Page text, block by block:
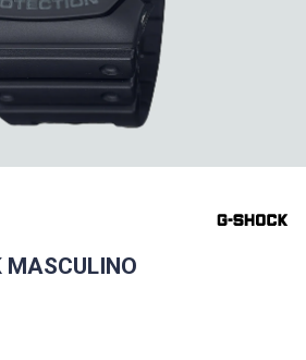
MASCULINO